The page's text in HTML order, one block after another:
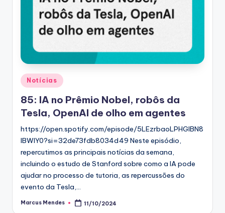
Posted
in
Notícias
85: IA no Prêmio Nobel, robôs da
Tesla, OpenAI de olho em agentes
https://open.spotify.com/episode/5LEzrbaoLPHGlBN8
lBWIY0?si=32de73fdb8034d49 Neste episódio,
repercutimos as principais notícias da semana,
incluindo o estudo de Stanford sobre como a IA pode
ajudar no processo de tutoria, as repercussões do
evento da Tesla,…
Posted
Marcus Mendes 11/10/2024